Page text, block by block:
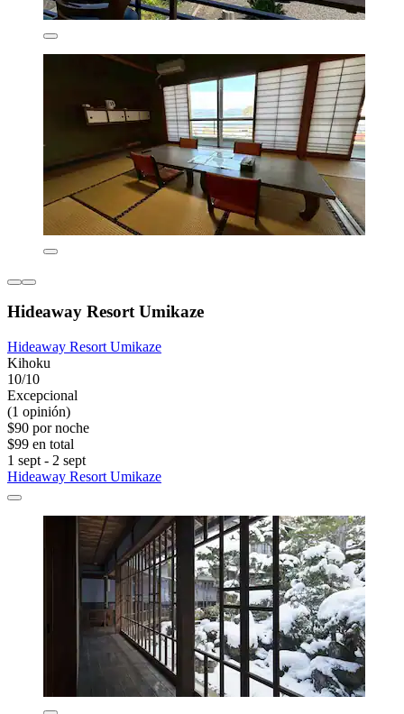
Hideaway Resort Umikaze
Hideaway Resort Umikaze
Kihoku
10/10
Excepcional
(1 opinión)
$90 por noche
$99 en total
1 sept - 2 sept
Hideaway Resort Umikaze